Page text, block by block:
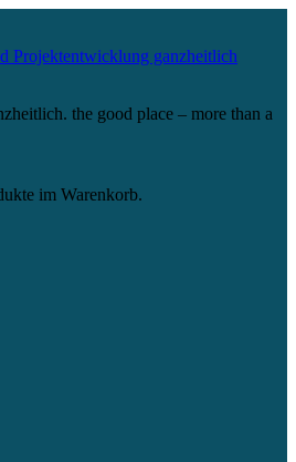
Projektentwicklung ganzheitlich
the good place – more than a
im Warenkorb.